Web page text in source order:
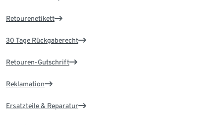
Retourenetikett
30 Tage Rückgaberecht
Retouren-Gutschrift
Reklamation
Ersatzteile & Reparatur